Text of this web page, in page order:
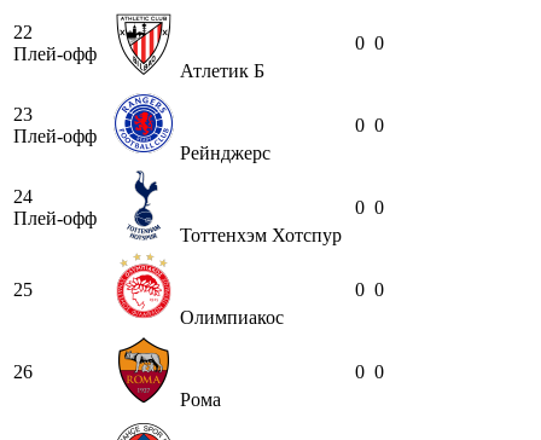
22
Плей-офф
Атлетик Б
0 0
23
Плей-офф
Рейнджерс
0 0
24
Плей-офф
Тоттенхэм Хотспур
0 0
25
Олимпиакос
0 0
26
Рома
0 0